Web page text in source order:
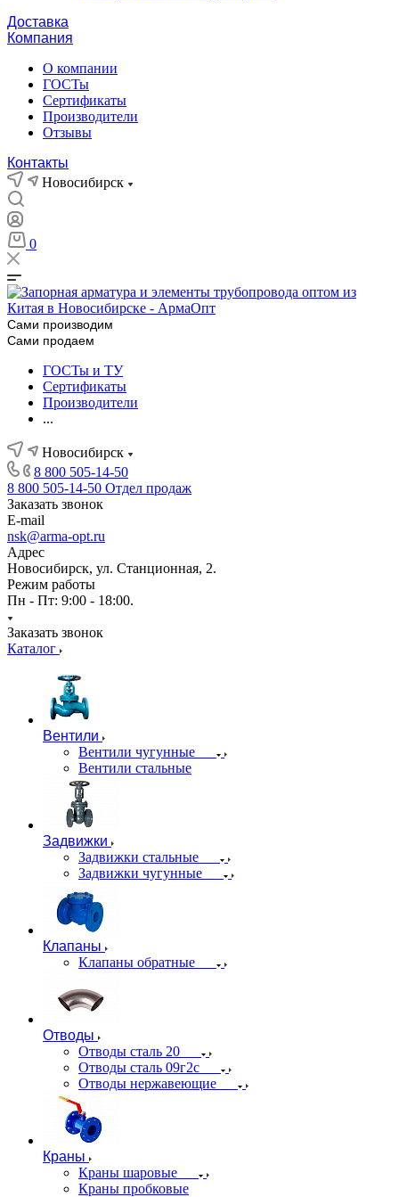
Доставка
Компания
О компании
ГОСТы
Сертификаты
Производители
Отзывы
Контакты
Новосибирск
0
Сами производим
Сами продаем
ГОСТы и ТУ
Сертификаты
Производители
...
Новосибирск
8 800 505-14-50
8 800 505-14-50 Отдел продаж
Заказать звонок
E-mail
nsk@arma-opt.ru
Адрес
Новосибирск, ул. Станционная, 2.
Режим работы
Пн - Пт: 9:00 - 18:00.
Заказать звонок
Каталог
Вентили
Вентили чугунные
Вентили стальные
Задвижки
Задвижки стальные
Задвижки чугунные
Клапаны
Клапаны обратные
Отводы
Отводы сталь 20
Отводы сталь 09г2с
Отводы нержавеющие
Краны
Краны шаровые
Краны пробковые